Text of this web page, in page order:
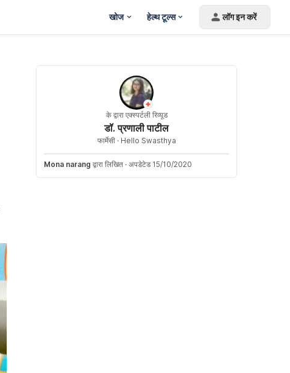
खोज हेल्थ टूल्स लॉग इन करें
के द्वारा एक्स्पर्टली रिव्यूड
डॉ. प्रणाली पाटील
फार्मेसी · Hello Swasthya
Mona narang द्वारा लिखित · अपडेटेड 15/10/2020